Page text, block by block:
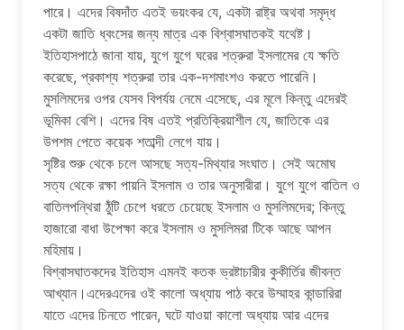
পারে। এদের বিষদাঁত এতই ভয়ংকর যে, একটা রাষ্ট্র অথবা সমৃদ্ধ
একটা জাতি ধ্বংসের জন্য মাত্র এক বিশ্বাসঘাতকই যথেষ্ট।
ইতিহাসপাঠে জানা যায়, যুগে যুগে ঘরের শত্রুরা ইসলামের যে ক্ষতি
করেছে, প্রকাশ্য শত্রুরা তার এক-দশমাংশও করতে পারেনি।
মুসলিমদের ওপর যেসব বিপর্যয় নেমে এসেছে, এর মূলে কিন্তু এদেরই
ভূমিকা বেশি। এদের বিষ এতই প্রতিক্রিয়াশীল যে, জাতিকে এর
উপশম পেতে কয়েক শতাব্দী লেগে যায়।
সৃষ্টির শুরু থেকে চলে আসছে সত্য-মিথ্যার সংঘাত। সেই অমোঘ
সত্য থেকে রক্ষা পায়নি ইসলাম ও তার অনুসারীরা। যুগে যুগে বাতিল ও
বাতিলপন্থিরা ঠুঁটি চেপে ধরতে চেয়েছে ইসলাম ও মুসলিমদের; কিন্তু
হাজারো বাধা উপেক্ষা করে ইসলাম ও মুসলিমরা টিকে আছে আপন
মহিমায়।
বিশ্বাসঘাতকদের ইতিহাস এমনই কতক ভ্রষ্টাচারীর কুকীর্তির জীবন্ত
আখ্যান।এদেরএদের ওই কালো অধ্যায় পাঠ করে উম্মাহর কান্ডারিরা
যাতে এদের চিনতে পারেন, ঘটে যাওয়া কালো অধ্যায় আর এদের